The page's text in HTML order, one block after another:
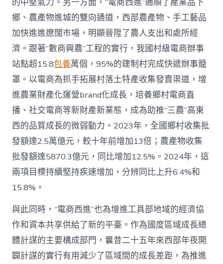
鄉、農產物進城的雙向通道，西部農產物、手工藝品
加快進進遼闊市場，明顯晉陞了農人支出和處所經
濟。跟著“數商興農”工程的實行，我國村級電商辦事
站點超15.8包養萬個，95%的建制村完成快遞辦事籠
罩。以電商為抓手拓展村落土特產收集發賣渠道，增
進農業財產化運營brand化成長，培養鄉村電商直
播、社交電商等新財產新業態，成為助推“三農”高東
西的品質成長的微弱動力。2023年，全國鄉村收集批
發額達2.5萬億元，較十年前增加13倍；農產物收集
批發額達5870.3億元，同比增加12.5%。2024年，這
兩項目標持續堅持疾速增加，分辨同比上升6.4%和
15.8%。
與此同時，“電商西進”也為增進工具部地域的經濟協
作和資本共享供給了新的平臺。作為國度區域成長總
體計謀的主要構成部門，曩昔二十五年來西部年夜開
闢計謀的實行有用減少了區域間的成長差距，為推進